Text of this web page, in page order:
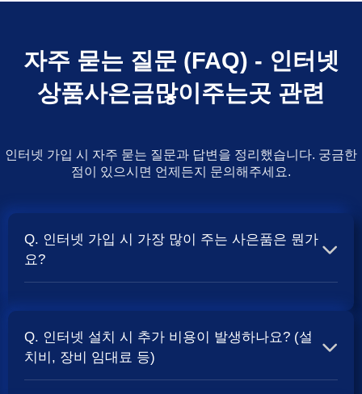
자주 묻는 질문 (FAQ) - 인터넷
상품사은금많이주는곳 관련
인터넷 가입 시 자주 묻는 질문과 답변을 정리했습니다. 궁금한
점이 있으시면 언제든지 문의해주세요.
Q. 인터넷 가입 시 가장 많이 주는 사은품은 뭔가
요?
보통 500Mbps 또는 1Gbps 인터넷을 TV와 결합하여 가입
할 때 현금 사은품및 상품권 혜택이 더 크게 지급되는 경향
Q. 인터넷 설치 시 추가 비용이 발생하나요? (설
치비, 장비 임대료 등)